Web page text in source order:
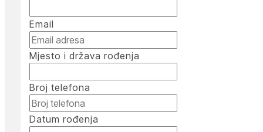
Email
Mjesto i država rođenja
Broj telefona
Datum rođenja